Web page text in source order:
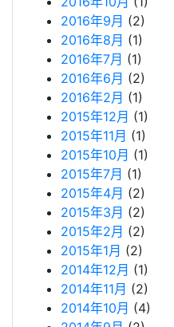
2016年9月 (2)
2016年8月 (1)
2016年7月 (1)
2016年6月 (2)
2016年2月 (1)
2015年12月 (1)
2015年11月 (1)
2015年10月 (1)
2015年7月 (1)
2015年4月 (2)
2015年3月 (2)
2015年2月 (2)
2015年1月 (2)
2014年12月 (1)
2014年11月 (2)
2014年10月 (4)